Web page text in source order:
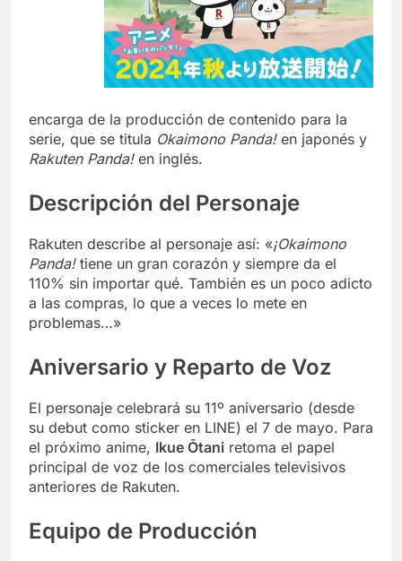
encarga de la producción de contenido para la
serie, que se titula Okaimono Panda!en japonés y
Rakuten Panda!en inglés.
Descripción del Personaje
Rakuten describe al personaje así: «¡Okaimono
Panda!tiene un gran corazón y siempre da el
110% sin importar qué. También es un poco adicto
a las compras, lo que a veces lo mete en
problemas…»
Aniversario y Reparto de Voz
El personaje celebrará su 11º aniversario (desde
su debut como sticker en LINE) el 7 de mayo. Para
el próximo anime, Ikue Ōtani retoma el papel
principal de voz de los comerciales televisivos
anteriores de Rakuten.
Equipo de Producción